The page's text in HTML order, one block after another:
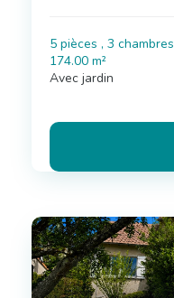
5 pièces , 3 chambres
174.00 m²
Avec jardin